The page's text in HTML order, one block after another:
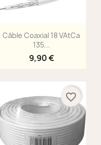
Aperçu rapide
Câble Coaxial 18 VAtCa
135...
9,90 €
favorite_border